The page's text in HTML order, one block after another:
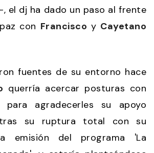
-, el dj ha dado un paso al frente
con Francisco y Cayetano
fuentes de su entorno hace
querría acercar posturas con
para agradecerles su apoyo
tras su ruptura total con su
emisión del programa 'La